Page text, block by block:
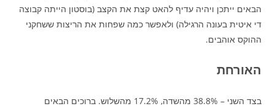
הבאים ייתכן ויהיה עדיף להאט קצת את הקצב (בוסטון הייתה קבוצה
די איטית בעונה הרגילה) ולאפשר כמה שפחות את הריצות ששחקני
ההוקס אוהבים.
האורחת
בצד השני – 38.8% מהשדה, 17.2% מהשלוש. ברוכים הבאים